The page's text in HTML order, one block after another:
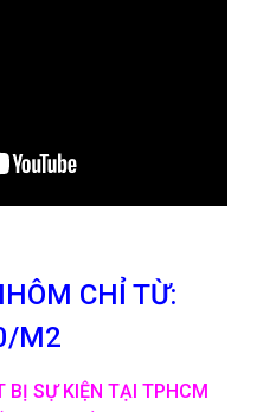
CHỈ TỪ:
M2
BỊ SỰ KIỆN TẠI TPHCM